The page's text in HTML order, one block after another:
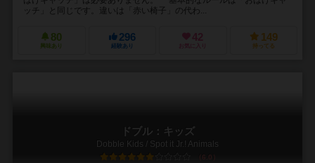
ッチ」と同じです。違いは「赤い椅子」の代わ...
80
興味あり
296
経験あり
42
お気に入り
149
持ってる
ドブル：キッズ
Dobble Kids / Spot it Jr.! Animals
6.0